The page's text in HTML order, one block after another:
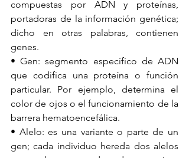
compuestas por ADN y proteínas,
portadoras de la información genética;
dicho en otras palabras, contienen
genes.
• Gen: segmento específico de ADN
que codifica una proteína o función
particular. Por ejemplo, determina el
color de ojos o el funcionamiento de la
barrera hematoencefálica.
• Alelo: es una variante o parte de un
gen; cada individuo hereda dos alelos